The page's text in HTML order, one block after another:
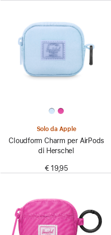
Solo da Apple
Cloudform Charm per AirPods
di Herschel
€ 19,95